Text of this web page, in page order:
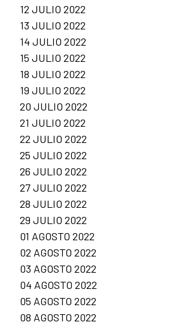
12 JULIO 2022
13 JULIO 2022
14 JULIO 2022
15 JULIO 2022
18 JULIO 2022
19 JULIO 2022
20 JULIO 2022
21 JULIO 2022
22 JULIO 2022
25 JULIO 2022
26 JULIO 2022
27 JULIO 2022
28 JULIO 2022
29 JULIO 2022
01 AGOSTO 2022
02 AGOSTO 2022
03 AGOSTO 2022
04 AGOSTO 2022
05 AGOSTO 2022
08 AGOSTO 2022